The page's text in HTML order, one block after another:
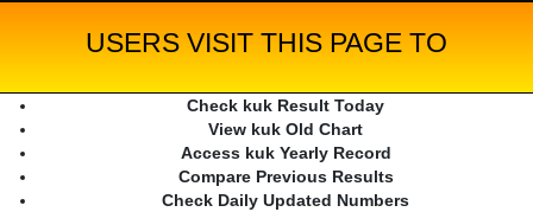
USERS VISIT THIS PAGE TO
Check kuk Result Today
View kuk Old Chart
Access kuk Yearly Record
Compare Previous Results
Check Daily Updated Numbers